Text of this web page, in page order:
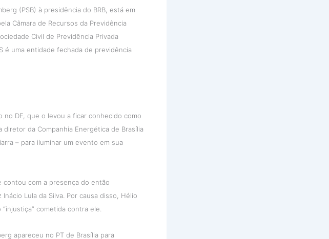
(PSB) à presidência do BRB, está em
Câmara de Recursos da Previdência
Civil de Previdência Privada
é uma entidade fechada de previdência
DF, que o levou a ficar conhecido como
diretor da Companhia Energética de Brasília
– para iluminar um evento em sua
contou com a presença do então
Lula da Silva. Por causa disso, Hélio
cometida contra ele.
apareceu no PT de Brasília para